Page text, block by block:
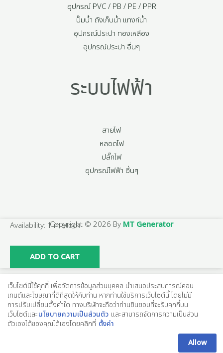
อุปกรณ์ PVC / PB / PE / PPR
ปั๊มน้ำ ถังเก็บน้ำ แทงก์น้ำ
อุปกรณ์ประปา ทองเหลือง
อุปกรณ์ประปา อื่นๆ
ระบบไฟฟ้า
สายไฟ
หลอดไฟ
ปลั๊กไฟ
อุปกรณ์ไฟฟ้า อื่นๆ
Copyright © 2026 By MT Generator
เว็บไซต์นี้ใช้คุกกี้ เพื่อจัดการข้อมูลส่วนบุคคล นำเสนอประสบการณ์คอน
เทนต์และโฆษณาที่ดีที่สุดให้กับท่าน หากท่านใช้บริการเว็บไซต์นี้ โดยไม่มี
การปรับเปลี่ยนตั้งค่าใด ทางบริษัทจะถือว่าท่านยินยอมที่จะรับคุกกี้บน
เว็บไซต์และนโยบายความเป็นส่วนตัว และสามารถจัดการความเป็นส่วน
ตัวเองได้ของคุณได้เองโดยคลิกที่ ตั้งค่า
Allow
Availability: 1 in stock
1
CHANG
40
กล่อง
ลอย
ADD TO CART